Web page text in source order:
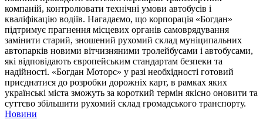
компаній, контролювати технічні умови автобусів і
кваліфікацію водіїв. Нагадаємо, що корпорація «Богдан»
підтримує прагнення місцевих органів самоврядування
замінити старий, зношений рухомий склад муніципальних
автопарків новими вітчизняними тролейбусами і автобусами,
які відповідають європейським стандартам безпеки та
надійності. «Богдан Моторс» у разі необхідності готовий
приєднатися до розробки дорожніх карт, в рамках яких
українські міста зможуть за короткий термін якісно оновити та
суттєво збільшити рухомий склад громадського транспорту.
Новини